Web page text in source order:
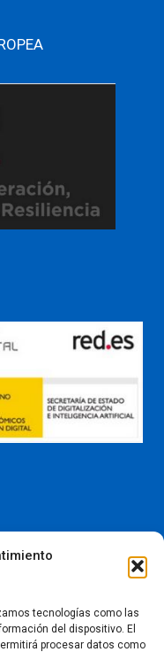
tecnologías como las
del dispositivo. El
procesar datos como